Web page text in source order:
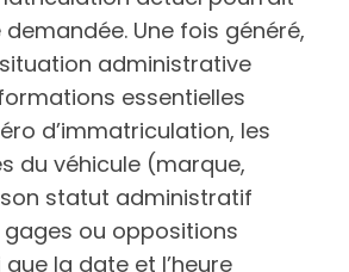
Une fois généré,
administrative
essentielles
d’immatriculation, les
du véhicule (marque,
statut administratif
ou oppositions
la date et l’heure